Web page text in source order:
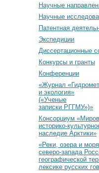
Научные
Научные
Патентная
Экспедиции
Диссертационные
Конкурсы и гранты
Конференции
«Журнал
и экология»
(«Ученые
записки РГГМУ»)»
Консорциум
историко-
наследие Арктики»
«Реки, озера и моря
северо-запада
географической
лексике русских